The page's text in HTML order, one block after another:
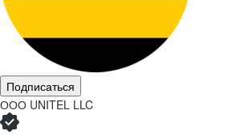
Подписаться
ООО UNITEL LLC